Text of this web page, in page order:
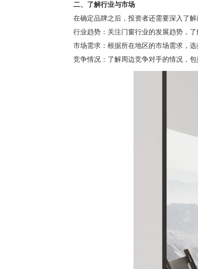
二、了解行业与市场
在确定品牌之后，投资者还需要深入了解
行业趋势：关注门窗行业的发展趋势，了
市场需求：根据所在地区的市场需求，选
竞争情况：了解周边竞争对手的情况，包